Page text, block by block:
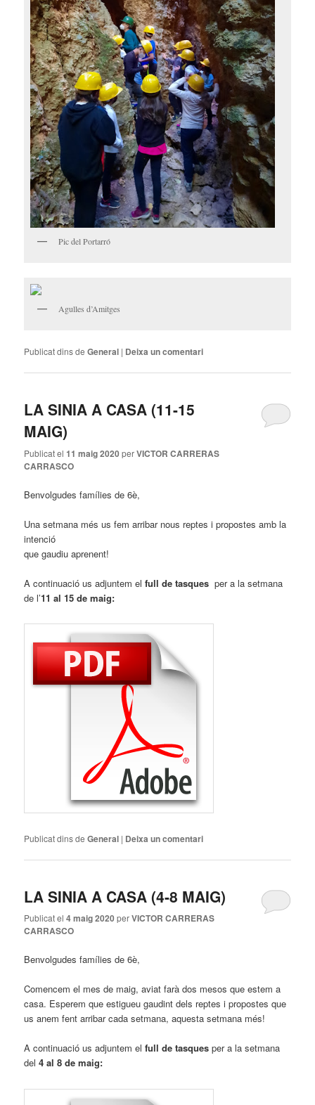
Pic del Portarró
Agulles d’Amitges
Publicat dins de General | Deixa un comentari
LA SINIA A CASA (11-15
MAIG)
Publicat el11 maig 2020 perVICTOR CARRERAS
CARRASCO
Benvolgudes famílies de 6è,
Una setmana més us fem arribar nous reptes i propostes amb la
intenció
que gaudiu aprenent!
A continuació us adjuntem elfull de tasques per a la setmana
de l’11 al 15 de maig:
Publicat dins de General | Deixa un comentari
LA SINIA A CASA (4-8 MAIG)
Publicat el4 maig 2020 perVICTOR CARRERAS
CARRASCO
Benvolgudes famílies de 6è,
Comencem el mes de maig, aviat farà dos mesos que estem a
casa. Esperem que estigueu gaudint dels reptes i propostes que
us anem fent arribar cada setmana, aquesta setmana més!
A continuació us adjuntem elfull de tasques per a la setmana
del4 al 8 de maig: